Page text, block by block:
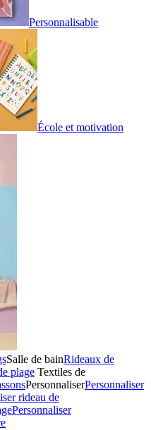
Personnalisable
École et motivation
Salle de bainRideaux de
plage Textiles de
PersonnaliserPersonnaliser
rideau de
Personnaliser